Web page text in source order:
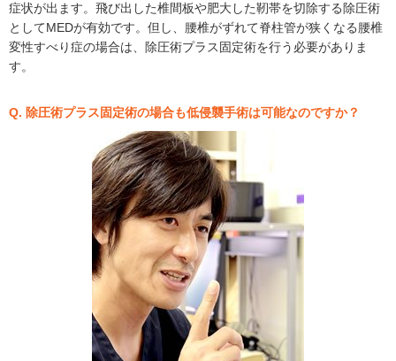
症状が出ます。飛び出した椎間板や肥大した靭帯を切除する除圧術
としてMEDが有効です。但し、腰椎がずれて脊柱管が狭くなる腰椎
変性すべり症の場合は、除圧術プラス固定術を行う必要がありま
す。
Q. 除圧術プラス固定術の場合も低侵襲手術は可能なのですか？